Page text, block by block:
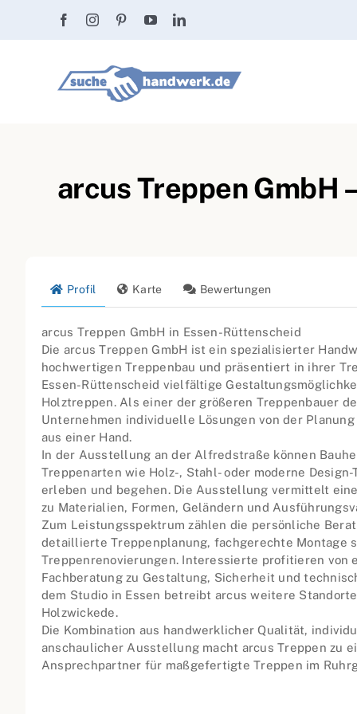
arcus Treppen GmbH
Profil Karte Bewertungen
arcus Treppen GmbH in Essen-Rüttenscheid
Die arcus Treppen GmbH ist ein spezialisierter
hochwertigen Treppenbau und präsentiert in ihrer
Essen-Rüttenscheid vielfältige
Holztreppen. Als einer der größeren Treppenbauer
Unternehmen individuelle Lösungen von der Planung
aus einer Hand.
In der Ausstellung an der Alfredstraße können
Treppenarten wie Holz-, Stahl- oder moderne
erleben und begehen. Die Ausstellung vermittelt
zu Materialien, Formen, Geländern und
Zum Leistungsspektrum zählen die persönliche
detaillierte Treppenplanung, fachgerechte Montage
Treppenrenovierungen. Interessierte profitieren von
Fachberatung zu Gestaltung, Sicherheit und
dem Studio in Essen betreibt arcus weitere
Holzwickede.
Die Kombination aus handwerklicher Qualität,
anschaulicher Ausstellung macht arcus Treppen zu
Ansprechpartner für maßgefertigte Treppen im